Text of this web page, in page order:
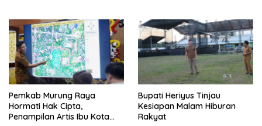
Pemkab Murung Raya
Hormati Hak Cipta,
Penampilan Artis Ibu Kota
Bupati Heriyus Tinjau
Kesiapan Malam Hiburan
Rakyat